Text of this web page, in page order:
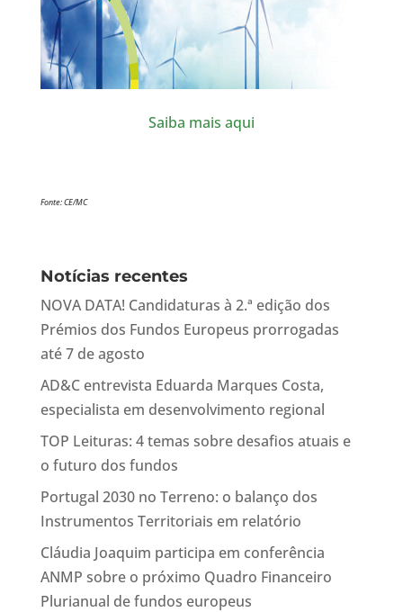
Saiba mais aqui
Fonte: CE/MC
Notícias recentes
NOVA DATA! Candidaturas à 2.ª edição dos
Prémios dos Fundos Europeus prorrogadas
até 7 de agosto
AD&C entrevista Eduarda Marques Costa,
especialista em desenvolvimento regional
TOP Leituras: 4 temas sobre desafios atuais e
o futuro dos fundos
Portugal 2030 no Terreno: o balanço dos
Instrumentos Territoriais em relatório
Cláudia Joaquim participa em conferência
ANMP sobre o próximo Quadro Financeiro
Plurianual de fundos europeus